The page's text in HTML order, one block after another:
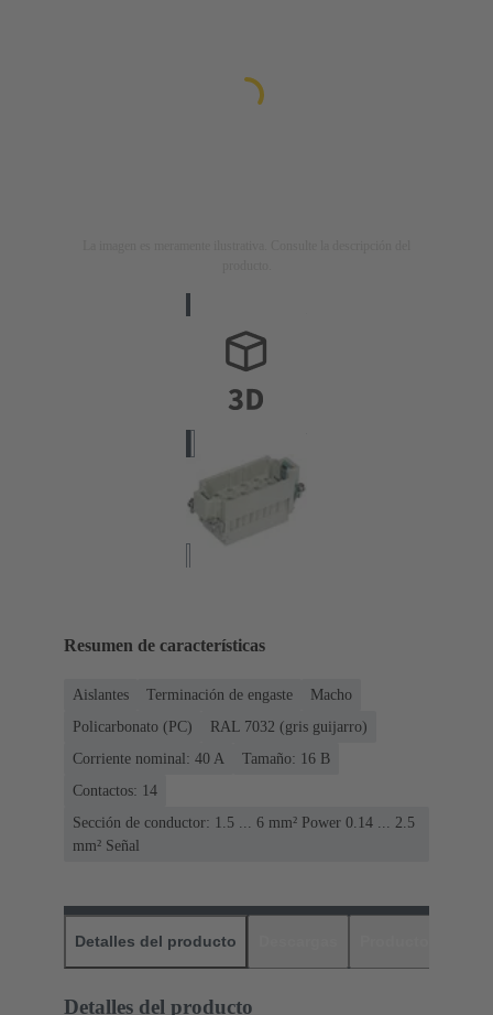
Resumen de características
Aislantes Terminación de engaste
Macho
Policarbonato (PC)
RAL 7032 (gris guijarro)
Corriente nominal: ‌40 A
Tamaño: 16 B
Contactos: 14
Sección de conductor: 1.5 ... 6 mm² Power 0.14 ... 2.5
mm² Señal
Detalles del producto
Detalles del producto